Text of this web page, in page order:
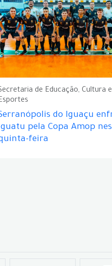
de Educação, Cultura e
do Iguaçu
pela Copa Amop
feira